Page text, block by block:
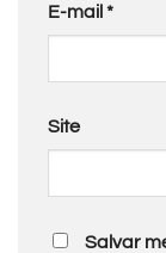
E-mail *
Site
Salvar